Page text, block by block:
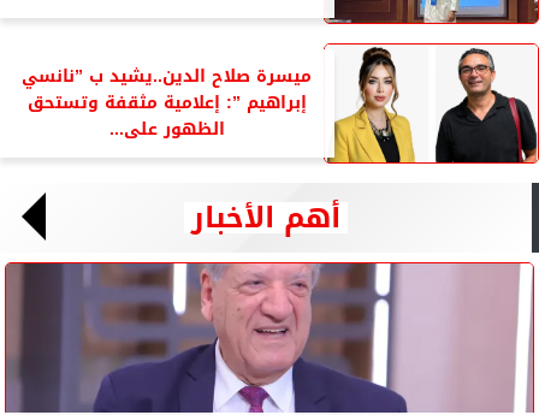
ميسرة صلاح الدين..يشيد ب ”نانسي
إبراهيم ”: إعلامية مثقفة وتستحق
الظهور على...
أهم الأخبار